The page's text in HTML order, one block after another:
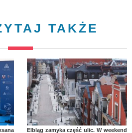
TAKŻE
Elbląg zamyka część ulic. W weekend